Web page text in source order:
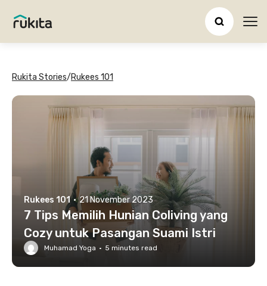
Rukita Stories/Rukees 101
Rukees 101 · 21 November 2023
7 Tips Memilih Hunian Coliving yang
Cozy untuk Pasangan Suami Istri
Muhamad Yoga · 5 minutes read